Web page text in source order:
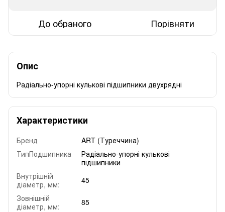
До обраного Порівняти
Опис
Радіально-упорні кулькові підшипники двухрядні
Характеристики
Бренд
ART (Туреччина)
ТипПодшипника
Радіально-упорні кулькові
підшипники
Внутрішній
діаметр, мм:
45
Зовнішній
діаметр, мм:
85